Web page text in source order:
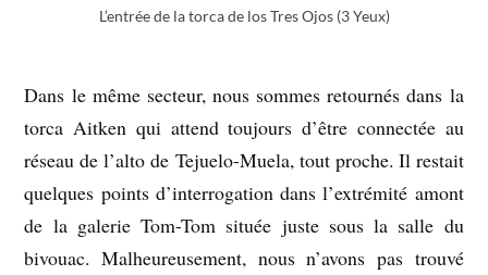
L’entrée de la torca de los Tres Ojos (3 Yeux)
Dans le même secteur, nous sommes retournés dans la
torca Aitken qui attend toujours d’être connectée au
réseau de l’alto de Tejuelo-Muela, tout proche. Il restait
quelques points d’interrogation dans l’extrémité amont
de la galerie Tom-Tom située juste sous la salle du
bivouac. Malheureusement, nous n’avons pas trouvé